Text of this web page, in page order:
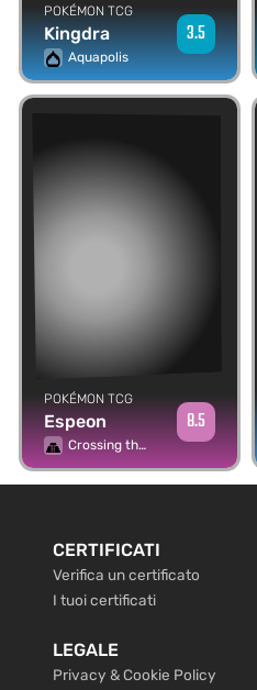
POKÉMON TCG
Kingdra
Aquapolis
3.5
POKÉMON TCG
Espeon
Crossing the Ruins...
8.5
CERTIFICATI
Verifica un certificato
I tuoi certificati
LEGALE
Privacy & Cookie Policy